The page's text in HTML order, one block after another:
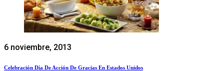
6 noviembre, 2013
Celebración Día De Acción De Gracias En Estados Unidos